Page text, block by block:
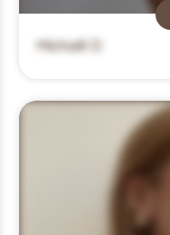
Michaël D